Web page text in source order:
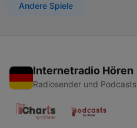
Andere Spiele
Internetradio Hören
Radiosender und Podcasts